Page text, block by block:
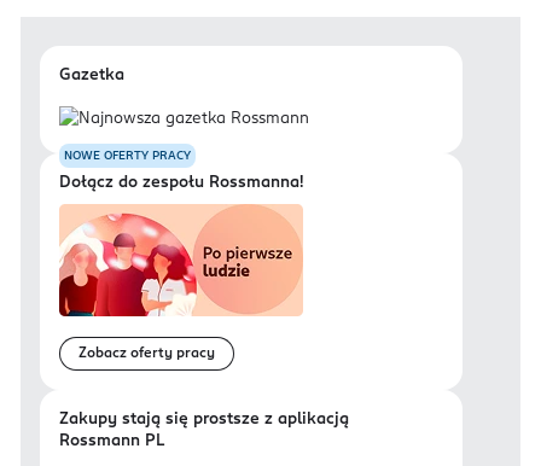
Gazetka
NOWE OFERTY PRACY
Dołącz do zespołu Rossmanna!
Zobacz oferty pracy
Zakupy stają się prostsze z aplikacją
Rossmann PL